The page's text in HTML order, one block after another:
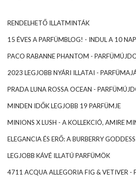
RENDELHETŐ ILLATMINTÁK
15 ÉVES A PARFÜMBLOG! - INDUL A 10
PACO RABANNE PHANTOM -
2023 LEGJOBB NYÁRI ILLATAI -
PRADA LUNA ROSSA OCEAN -
MINDEN IDŐK LEGJOBB 19 PARFÜMJE
MINIONS X LUSH - A KOLLEKCIÓ, AMIRE
ELEGANCIA ÉS ERŐ: A BURBERRY
LEGJOBB KÁVÉ ILLATÚ PARFÜMÖK
4711 ACQUA ALLEGORIA FIG & VETIVER -